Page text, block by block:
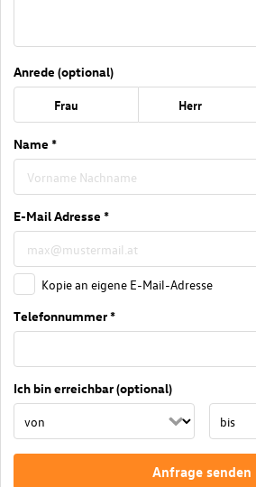
Anrede (optional)
Frau Herr
Name *
E-Mail Adresse *
Kopie an eigene E-Mail-Adresse
Telefonnummer *
Ich bin erreichbar (optional)
Anfrage senden